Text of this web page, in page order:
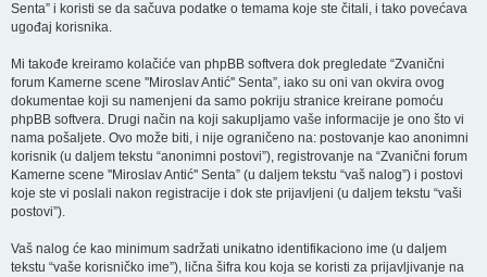
Senta” i koristi se da sačuva podatke o temama koje ste čitali, i tako povećava
ugođaj korisnika.
Mi takođe kreiramo kolačiće van phpBB softvera dok pregledate “Zvanični
forum Kamerne scene ''Miroslav Antić'' Senta”, iako su oni van okvira ovog
dokumentae koji su namenjeni da samo pokriju stranice kreirane pomoću
phpBB softvera. Drugi način na koji sakupljamo vaše informacije je ono što vi
nama pošaljete. Ovo može biti, i nije ograničeno na: postovanje kao anonimni
korisnik (u daljem tekstu “anonimni postovi”), registrovanje na “Zvanični forum
Kamerne scene ''Miroslav Antić'' Senta” (u daljem tekstu “vaš nalog”) i postovi
koje ste vi poslali nakon registracije i dok ste prijavljeni (u daljem tekstu “vaši
postovi”).
Vaš nalog će kao minimum sadržati unikatno identifikaciono ime (u daljem
tekstu “vaše korisničko ime”), lična šifra kou koja se koristi za prijavljivanje na